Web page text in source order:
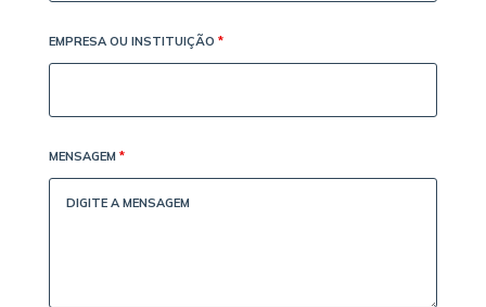
EMPRESA OU INSTITUIÇÃO *
MENSAGEM *